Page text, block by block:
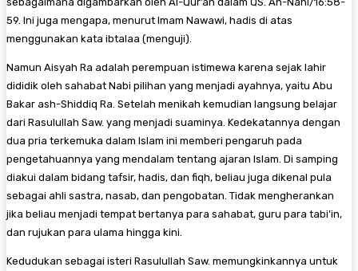
59. Ini juga mengapa, menurut Imam Nawawi, hadis di atas
menggunakan kata ibtalaa (menguji).
Namun Aisyah Ra adalah perempuan istimewa karena sejak lahir
dididik oleh sahabat Nabi pilihan yang menjadi ayahnya, yaitu Abu
Bakar ash-Shiddiq Ra. Setelah menikah kemudian langsung belajar
dari Rasulullah Saw. yang menjadi suaminya. Kedekatannya dengan
dua pria terkemuka dalam Islam ini memberi pengaruh pada
pengetahuannya yang mendalam tentang ajaran Islam. Di samping
diakui dalam bidang tafsir, hadis, dan fiqh, beliau juga dikenal pula
sebagai ahli sastra, nasab, dan pengobatan. Tidak mengherankan
jika beliau menjadi tempat bertanya para sahabat, guru para tabi’in,
dan rujukan para ulama hingga kini.
Kedudukan sebagai isteri Rasulullah Saw. memungkinkannya untuk